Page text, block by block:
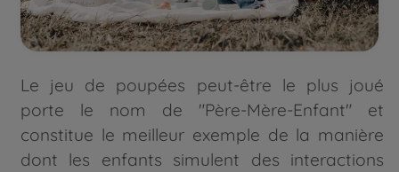
Le jeu de poupées peut-être le plus joué
porte le nom de "Père-Mère-Enfant" et
constitue le meilleur exemple de la manière
dont les enfants simulent des interactions